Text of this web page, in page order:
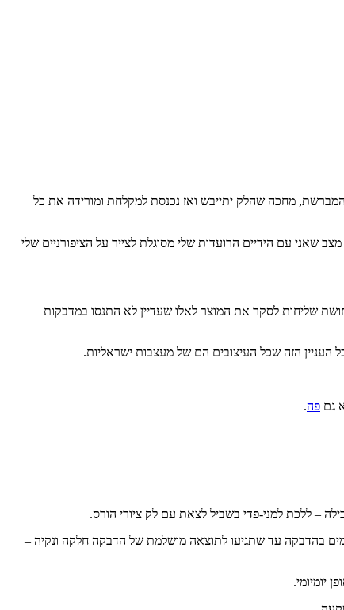
מחכה שהלק יתייבש ואז נכנסת למקלחת ומורידה את כל
שאני עם הידיים הרועדות שלי מסוגלת לצייר על הציפורניים שלי
שליחות לסקר את המוצר לאלו שעדיין לא התנסו במדבקות
העניין הזה שכל העיצובים הם של מעצבות ישראליות.
פה.
– ללכת למני-פדי בשביל לצאת עם לק ציורי הורס.
בהדבקה עד שתגיעו לתוצאה מושלמת של הדבקה חלקה ונקיה –
יומיומי.